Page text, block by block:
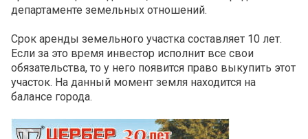
департаменте земельных отношений.
Срок аренды земельного участка составляет 10 лет.
Если за это время инвестор исполнит все свои
обязательства, то у него появится право выкупить этот
участок. На данный момент земля находится на
балансе города.